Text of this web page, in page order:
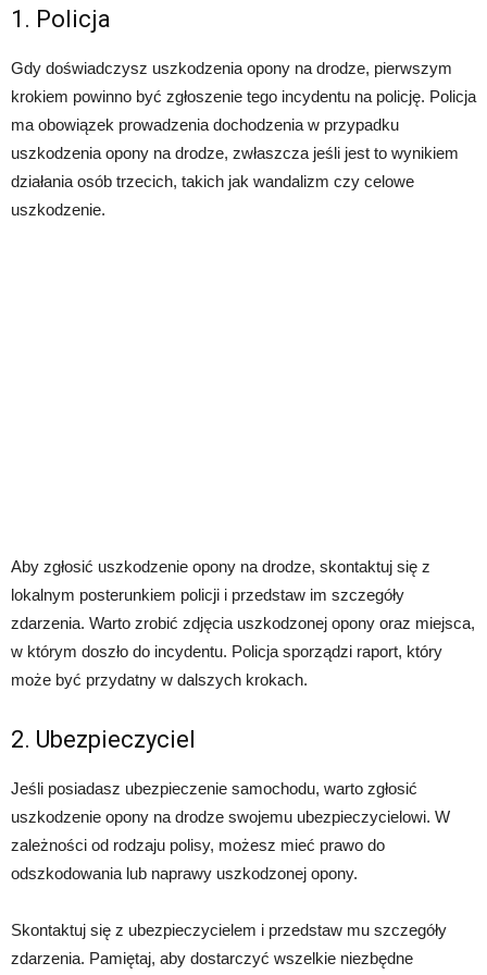
1. Policja
Gdy doświadczysz uszkodzenia opony na drodze, pierwszym
krokiem powinno być zgłoszenie tego incydentu na policję. Policja
ma obowiązek prowadzenia dochodzenia w przypadku
uszkodzenia opony na drodze, zwłaszcza jeśli jest to wynikiem
działania osób trzecich, takich jak wandalizm czy celowe
uszkodzenie.
Aby zgłosić uszkodzenie opony na drodze, skontaktuj się z
lokalnym posterunkiem policji i przedstaw im szczegóły
zdarzenia. Warto zrobić zdjęcia uszkodzonej opony oraz miejsca,
w którym doszło do incydentu. Policja sporządzi raport, który
może być przydatny w dalszych krokach.
2. Ubezpieczyciel
Jeśli posiadasz ubezpieczenie samochodu, warto zgłosić
uszkodzenie opony na drodze swojemu ubezpieczycielowi. W
zależności od rodzaju polisy, możesz mieć prawo do
odszkodowania lub naprawy uszkodzonej opony.
Skontaktuj się z ubezpieczycielem i przedstaw mu szczegóły
zdarzenia. Pamiętaj, aby dostarczyć wszelkie niezbędne